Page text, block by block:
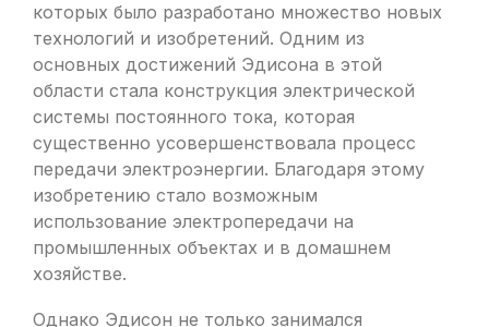
которых было разработано множество новых
технологий и изобретений. Одним из
основных достижений Эдисона в этой
области стала конструкция электрической
системы постоянного тока, которая
существенно усовершенствовала процесс
передачи электроэнергии. Благодаря этому
изобретению стало возможным
использование электропередачи на
промышленных объектах и в домашнем
хозяйстве.
Однако Эдисон не только занимался